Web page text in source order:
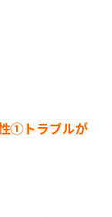
①トラブルが